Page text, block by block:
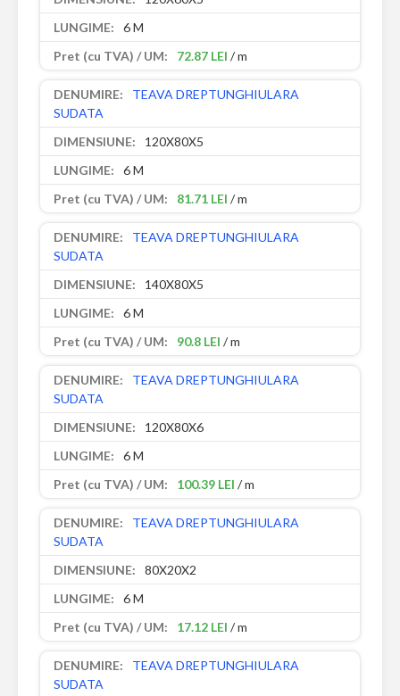
6 M
72.87 LEI / m
TEAVA DREPTUNGHIULARA
SUDATA
120X80X5
6 M
81.71 LEI / m
TEAVA DREPTUNGHIULARA
SUDATA
140X80X5
6 M
90.8 LEI / m
TEAVA DREPTUNGHIULARA
SUDATA
120X80X6
6 M
100.39 LEI / m
TEAVA DREPTUNGHIULARA
SUDATA
80X20X2
6 M
17.12 LEI / m
TEAVA DREPTUNGHIULARA
SUDATA